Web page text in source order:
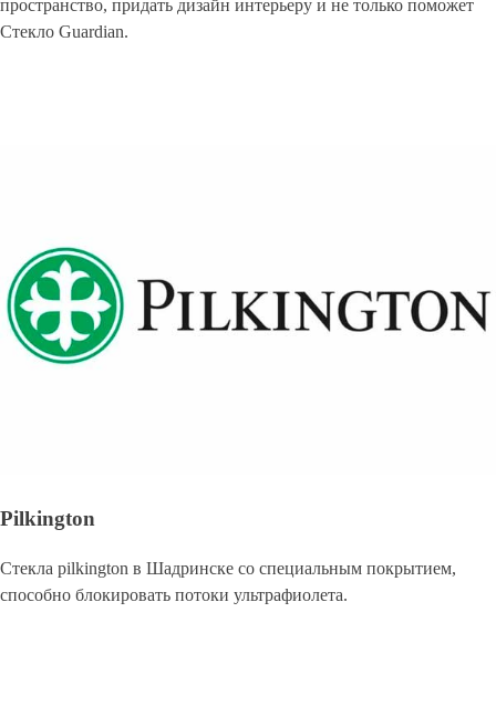
пространство, придать дизайн интерьеру и не только поможет
Стекло Guardian.
Pilkington
Стекла pilkington в Шадринске со специальным покрытием,
способно блокировать потоки ультрафиолета.